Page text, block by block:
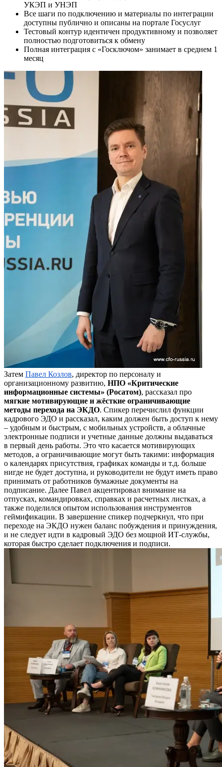
УКЭП и УНЭП
Все шаги по подключению и материалы по интеграции
доступны публично и описаны на портале Госуслуг
Тестовый контур идентичен продуктивному и позволяет
полностью подготовиться к обмену
Полная интеграция с «Госключом» занимает в среднем 1
месяц
Затем Павел Козлов, директор по персоналу и
организационному развитию, НПО «Критические
информационные системы» (Росатом), рассказал про
мягкие мотивирующие и жёсткие ограничивающие
методы перехода на ЭКДО. Спикер перечислил функции
кадрового ЭДО и рассказал, каким должен быть доступ к нему
– удобным и быстрым, с мобильных устройств, а облачные
электронные подписи и учетные данные должны выдаваться
в первый день работы. Это что касается мотивирующих
методов, а ограничивающие могут быть такими: информация
о календарях присутствия, графиках команды и т.д. больше
нигде не будет доступна, и руководители не будут иметь право
принимать от работников бумажные документы на
подписание. Далее Павел акцентировал внимание на
отпусках, командировках, справках и расчетных листках, а
также поделился опытом использования инструментов
геймификации. В завершение спикер подчеркнул, что при
переходе на ЭКДО нужен баланс побуждения и принуждения,
и не следует идти в кадровый ЭДО без мощной ИТ-службы,
которая быстро сделает подключения и подписи.